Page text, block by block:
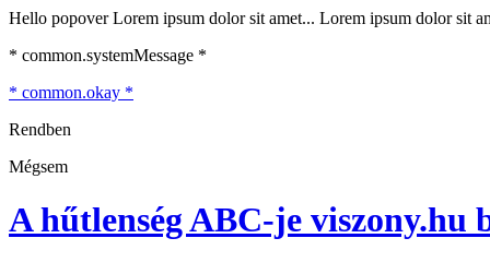
Hello popover Lorem ipsum dolor sit amet... Lorem ipsum dolor sit
* common.systemMessage *
* common.okay *
Rendben
Mégsem
A hűtlenség ABC-je viszony.hu